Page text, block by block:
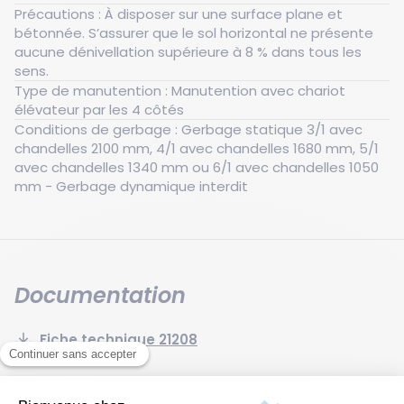
Précautions : À disposer sur une surface plane et
bétonnée. S’assurer que le sol horizontal ne présente
aucune dénivellation supérieure à 8 % dans tous les
sens.
Type de manutention : Manutention avec chariot
élévateur par les 4 côtés
Conditions de gerbage : Gerbage statique 3/1 avec
chandelles 2100 mm, 4/1 avec chandelles 1680 mm, 5/1
avec chandelles 1340 mm ou 6/1 avec chandelles 1050
mm - Gerbage dynamique interdit
Documentation
Fiche technique 21208